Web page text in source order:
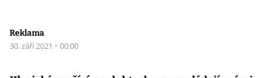
Reklama
30. září 2021 · 00:00